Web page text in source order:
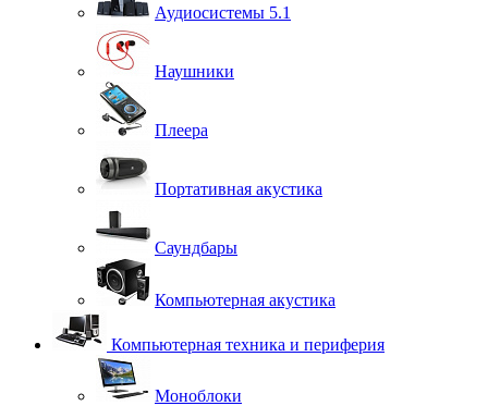
Аудиосистемы 5.1
Наушники
Плеера
Портативная акустика
Саундбары
Компьютерная акустика
Компьютерная техника и периферия
Моноблоки